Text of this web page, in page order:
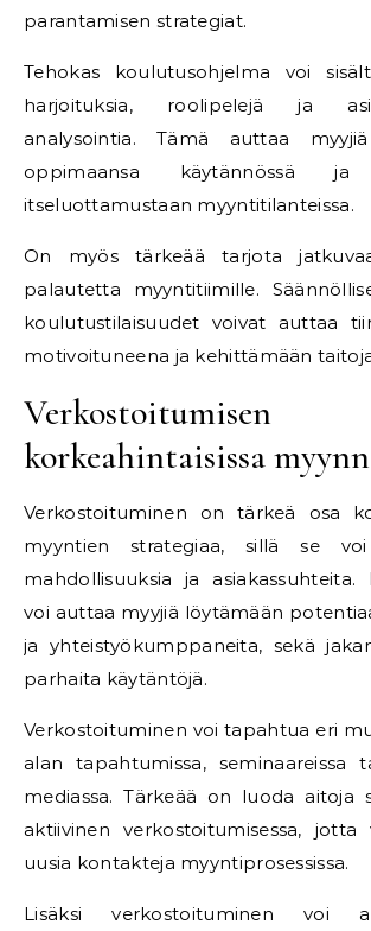
parantamisen strategiat.
Tehokas koulutusohjelma voi
harjoituksia, roolipelejä ja
analysointia. Tämä auttaa
oppimaansa käytännössä ja
itseluottamustaan myyntitilanteissa.
On myös tärkeää tarjota
palautetta myyntitiimille.
koulutustilaisuudet voivat auttaa
motivoituneena ja kehittämään
Verkostoitumisen
korkeahintaisissa
Verkostoituminen on tärkeä osa
myyntien strategiaa, sillä se
mahdollisuuksia ja asiakassuhteita.
voi auttaa myyjiä löytämään
ja yhteistyökumppaneita, sekä
parhaita käytäntöjä.
Verkostoituminen voi tapahtua eri
alan tapahtumissa, seminaareissa
mediassa. Tärkeää on luoda aitoja
aktiivinen verkostoitumisessa, jotta
uusia kontakteja myyntiprosessissa.
Lisäksi verkostoituminen voi